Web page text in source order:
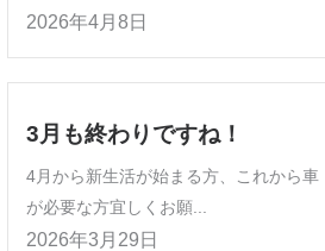
2026年4月8日
3月も終わりですね！
4月から新生活が始まる方、これから車
が必要な方宜しくお願...
2026年3月29日